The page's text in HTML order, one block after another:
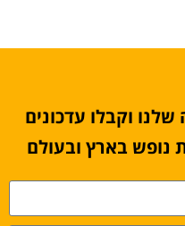
וקבלו עדכונים
נופש בארץ ובעולם